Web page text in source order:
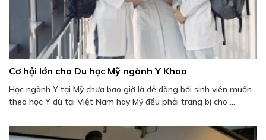
Cơ hội lớn cho Du học Mỹ ngành Y Khoa
Học ngành Y tại Mỹ chưa bao giờ là dễ dàng bởi sinh viên muốn
theo học Y dù tại Việt Nam hay Mỹ đều phải trang bị cho ...